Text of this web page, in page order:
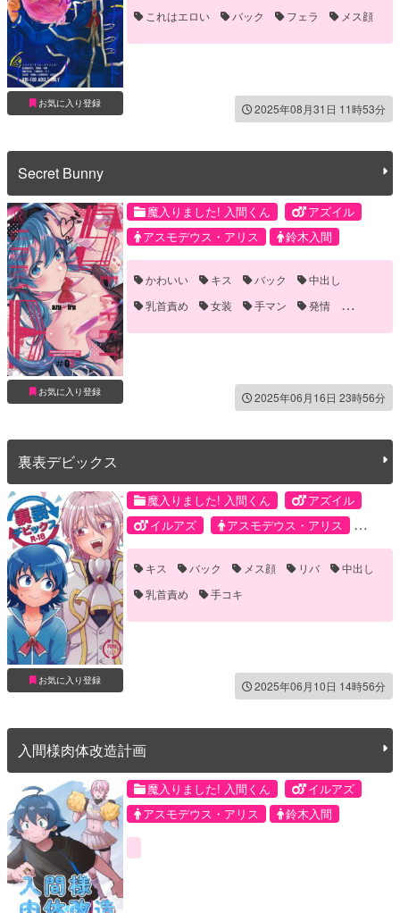
お気に入り登録
これはエロい
バック フェラ
メス顔
中出し
乳首責め 口内射精
嫉妬
2025年08月31日 11時53分
Secret Bunny
お気に入り登録
魔入りました! 入間くん
アズイル
アスモデウス・アリス
鈴木入間
かわいい キス バック
中出し
乳首責め
女装 手マン
発情
雌イキ
2025年06月16日 23時56分
裏表デビックス
お気に入り登録
魔入りました! 入間くん
アズイル
イルアズ
アスモデウス・アリス
鈴木入間
キス バック メス顔 リバ
中出し
乳首責め
手コキ
2025年06月10日 14時56分
入間様肉体改造計画
魔入りました! 入間くん
イルアズ
アスモデウス・アリス
鈴木入間